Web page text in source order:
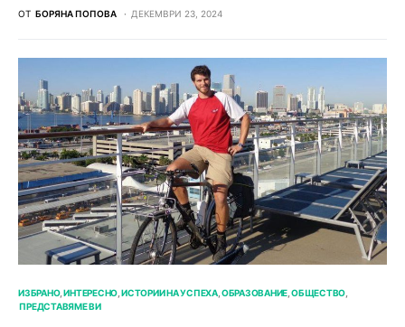
ОТ БОРЯНА ПОПОВА ДЕКЕМВРИ 23, 2024
ИЗБРАНО ИНТЕРЕСНО ИСТОРИИ НА УСПЕХА ОБРАЗОВАНИЕ ОБЩЕСТВО
ПРЕДСТАВЯМЕ ВИ